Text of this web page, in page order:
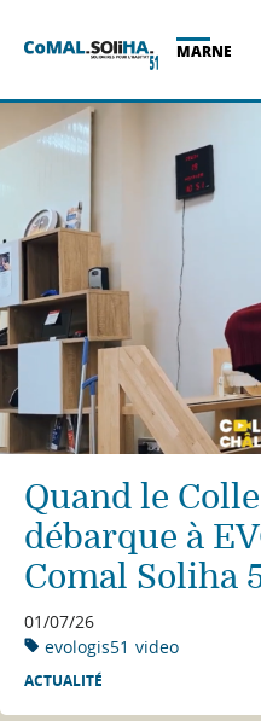
MARNE
Quand le
débarque à
Comal Soliha
01/07/26
evologis51 video
ACTUALITÉ